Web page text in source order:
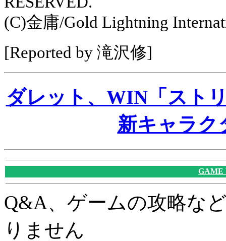
(C)金庸/Gold Lightning
[Reported by 滝沢修]
ダレット、WIN「スト
新キャラク
GAME
Q&A、ゲームの攻略な
りません